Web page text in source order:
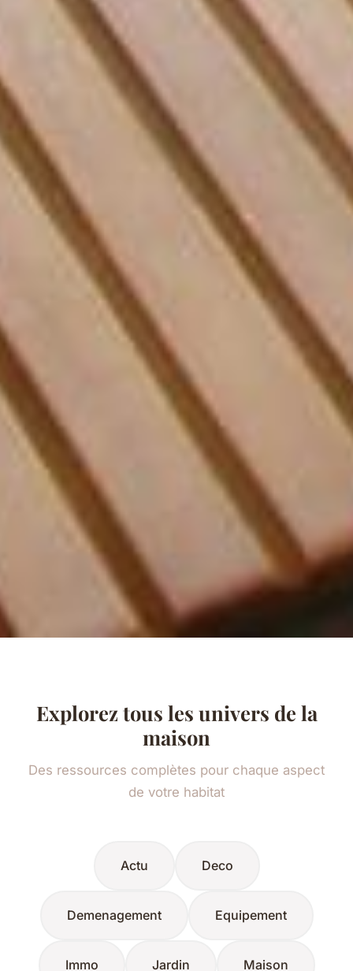
Explorez tous les univers de la
maison
Des ressources complètes pour chaque aspect
de votre habitat
Actu Deco
Demenagement Equipement
Immo Jardin Maison